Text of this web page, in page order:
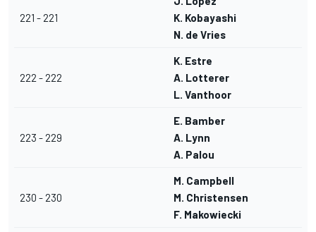
221 - 221
K. Kobayashi
N. de Vries
222 - 222
K. Estre
A. Lotterer
L. Vanthoor
223 - 229
E. Bamber
A. Lynn
A. Palou
230 - 230
M. Campbell
M. Christensen
F. Makowiecki